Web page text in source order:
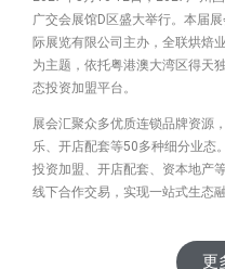
广交会展馆D区盛大举行。本届
际展览有限公司主办，全联烘焙
为主题，依托粤港澳大湾区得天
态投资加盟平台。
展会汇聚众多优质连锁品牌资源
乐、开店配套等50多种细分业态
投资加盟、开店配套、资本地产
线下合作交易，实现一站式生态
更